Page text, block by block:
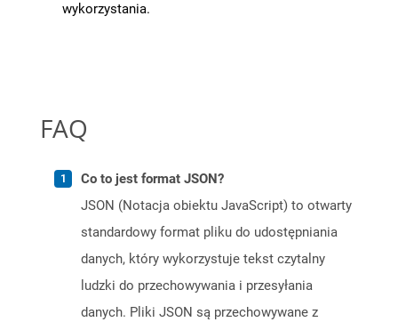
wykorzystania.
FAQ
Co to jest format JSON?
JSON (Notacja obiektu JavaScript) to otwarty
standardowy format pliku do udostępniania
danych, który wykorzystuje tekst czytalny
ludzki do przechowywania i przesyłania
danych. Pliki JSON są przechowywane z